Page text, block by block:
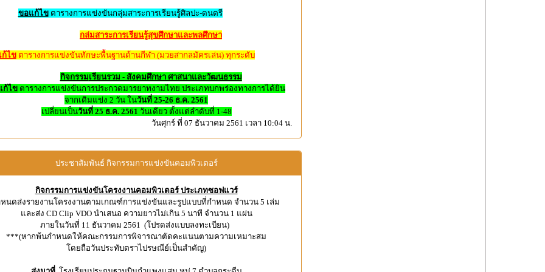
ขอแก้ไข ตารางการแข่งขันกลุ่มสาระการเรียนรู้ศิลปะ-ดนตรี
กล่มสาระการเรียนรู้สุขศึกษาและพลศึกษา
ไข ตารางการแข่งขันทักษะพื้นฐานด้านกีฬา (มวยสากลมัครเล่น)ทุกระดับ
กิจกรรมเรียนรวม - สังคมศึกษา ศาสนาและวัฒนธรรม
ก้ไข ตารางการแข่งขันการประกวดมารยาทงามไทย ประเภทบกพร่องทางการได้ยิน
จากเดิมแข่ง 2 วัน ในวันที่ 25-26 ธ.ค. 2561
เปลี่ยนเป็นวันที่ 25 ธ.ค. 2561 วันเดียว ตั้งแต่ลำดับที่ 1-48
วันศุกร์ ที่ 07 ธันวาคม 2561 เวลา 10:04 น.
ประชาสัมพันธ์ กิจกรรมการแข่งขันคอมพิวเตอร์
กิจกรรมการแข่งขันโครงงานคอมพิวเตอร์ ประเภทซอฟแวร์
หนดส่งรายงานโครงงานตามเกณฑ์การแข่งขันและรูปแบบที่กำหนด จำนวน 5 เล่ม
และส่ง CD Clip VDO นำเสนอ ความยาวไม่เกิน 5 นาที จำนวน 1 แผ่น
ภายในวันที่ 11 ธันวาคม 2561 (โปรดส่งแบบลงทะเบียน)
***(หากพ้นกำหนดให้คณะกรรมการพิจารณาตัดคะแนนตามความเหมาะสม
โดยถือวันประทับตราไปรษณีย์เป็นสำคัญ)